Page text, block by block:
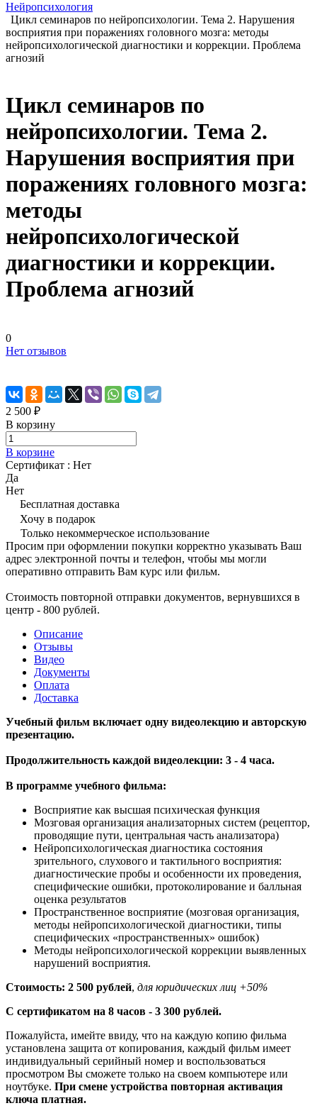
Нейропсихология
Цикл семинаров по нейропсихологии. Тема 2. Нарушения
восприятия при поражениях головного мозга: методы
нейропсихологической диагностики и коррекции. Проблема
агнозий
Цикл семинаров по
нейропсихологии. Тема 2.
Нарушения восприятия при
поражениях головного мозга:
методы
нейропсихологической
диагностики и коррекции.
Проблема агнозий
0
Нет отзывов
2 500 ₽
В корзину
В корзине
Сертификат : Нет
Да
Нет
Бесплатная доставка
Хочу в подарок
Только некоммерческое использование
Просим при оформлении покупки корректно указывать Ваш
адрес электронной почты и телефон, чтобы мы могли
оперативно отправить Вам курс или фильм.
Стоимость повторной отправки документов, вернувшихся в
центр - 800 рублей.
Описание
Отзывы
Видео
Документы
Оплата
Доставка
Учебный фильм включает одну видеолекцию и авторскую
презентацию.
Продолжительность каждой видеолекции: 3 - 4 часа.
В программе учебного фильма:
Восприятие как высшая психическая функция
Мозговая организация анализаторных систем (рецептор,
проводящие пути, центральная часть анализатора)
Нейропсихологическая диагностика состояния
зрительного, слухового и тактильного восприятия:
диагностические пробы и особенности их проведения,
специфические ошибки, протоколирование и балльная
оценка результатов
Пространственное восприятие (мозговая организация,
методы нейропсихологической диагностики, типы
специфических «пространственных» ошибок)
Методы нейропсихологической коррекции выявленных
нарушений восприятия.
Стоимость: 2 500 рублей, для юридических лиц +50%
С сертификатом на 8 часов - 3 300 рублей.
Пожалуйста, имейте ввиду, что на каждую копию фильма
установлена защита от копирования, каждый фильм имеет
индивидуальный серийный номер и воспользоваться
просмотром Вы сможете только на своем компьютере или
ноутбуке. При смене устройства повторная активация
ключа платная.